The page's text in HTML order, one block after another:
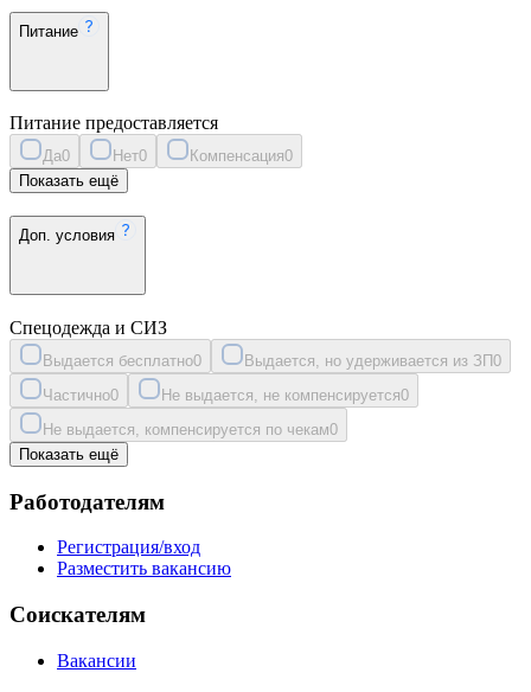
Питание
Питание предоставляется
Да0 Нет0 Компенсация0
Показать ещё
Доп. условия
Спецодежда и СИЗ
Выдается бесплатно0 Выдается, но удерживается из ЗП0
Частично0 Не выдается, не компенсируется0
Не выдается, компенсируется по чекам0
Показать ещё
Работодателям
Регистрация/вход
Разместить вакансию
Соискателям
Вакансии